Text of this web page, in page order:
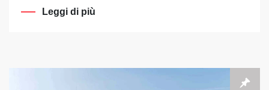
Leggi di più